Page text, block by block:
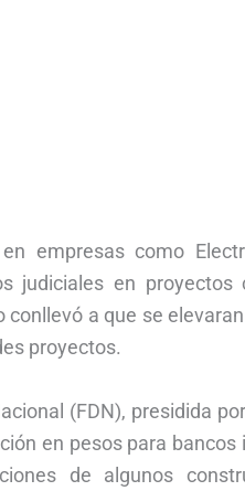
empresas como
judiciales en
a que se
proyectos.
(FDN), presidida
en pesos para
de algunos